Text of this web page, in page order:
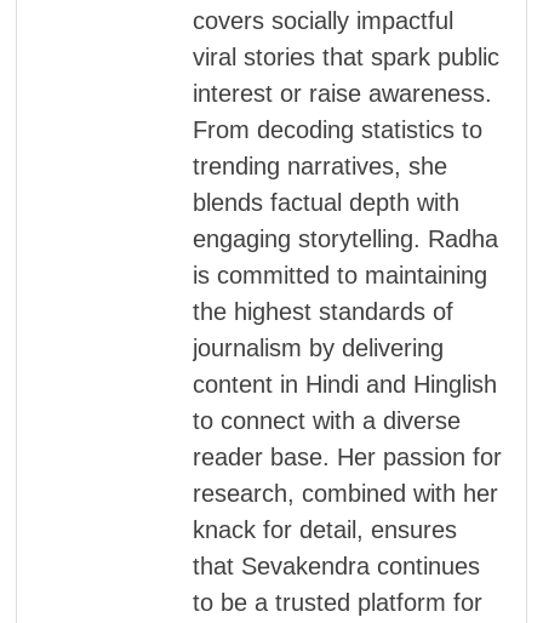
covers socially impactful
viral stories that spark public
interest or raise awareness.
From decoding statistics to
trending narratives, she
blends factual depth with
engaging storytelling. Radha
is committed to maintaining
the highest standards of
journalism by delivering
content in Hindi and Hinglish
to connect with a diverse
reader base. Her passion for
research, combined with her
knack for detail, ensures
that Sevakendra continues
to be a trusted platform for